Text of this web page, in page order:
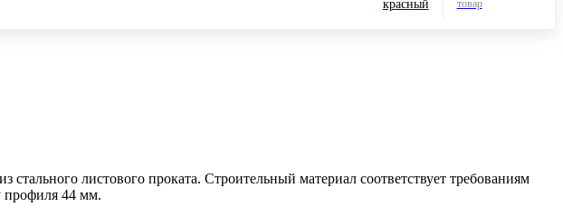
красный
товар
стального листового проката. Строительный материал соответствует требованиям
профиля 44 мм.